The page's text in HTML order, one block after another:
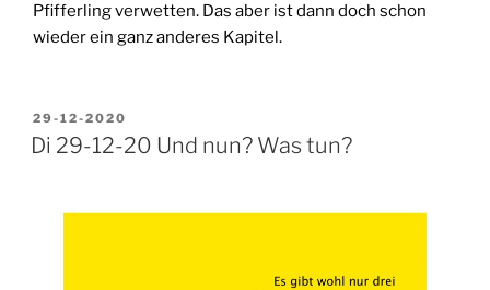
Pfifferling verwetten. Das aber ist dann doch schon
wieder ein ganz anderes Kapitel.
VERÖFFENTLICHT
AM
29-12-2020
Di 29-12-20 Und nun? Was tun?